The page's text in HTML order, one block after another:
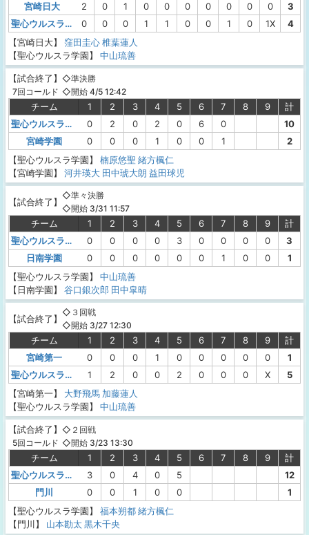
宮崎日大
2 0 1 0 0 0 0 0 0 0
3
聖心ウルスラ学園
0 0 0 1 1 0 0 1 0 1X
4
【宮崎日大】
窪田圭心椎葉蓮人
【聖心ウルスラ学園】
中山琉善
【試合終了】
7回コールド
◇準決勝
◇開始 4/5 12:42
チーム 1 2 3 4 5 6 7 8 9
計
聖心ウルスラ学園
0 2 0 2 0 6 0
10
宮崎学園
0 0 0 1 0 0 1
2
【聖心ウルスラ学園】
楠原悠聖 緒方楓仁
【宮崎学園】
河井瑛大 田中琥大朗 益田球児
【試合終了】
◇準々決勝
◇開始 3/31 11:57
チーム 1 2 3 4 5 6 7 8 9
計
聖心ウルスラ学園
0 0 0 0 3 0 0 0 0
3
日南学園
0 0 0 0 0 0 1 0 0
1
【聖心ウルスラ学園】
中山琉善
【日南学園】
谷口銀次郎 田中皐晴
【試合終了】
◇３回戦
◇開始 3/27 12:30
チーム 1 2 3 4 5 6 7 8 9
計
宮崎第一
0 0 0 1 0 0 0 0 0
1
聖心ウルスラ学園
1 2 0 0 2 0 0 0 X
5
【宮崎第一】
大野飛馬 加藤蓮人
【聖心ウルスラ学園】
中山琉善
【試合終了】
5回コールド
◇２回戦
◇開始 3/23 13:30
チーム 1 2 3 4 5 6 7 8 9
計
聖心ウルスラ学園
3 0 4 0 5
12
門川
0 0 1 0 0
1
【聖心ウルスラ学園】
福本朔都緒方楓仁
【門川】
山本勘太黒木千央